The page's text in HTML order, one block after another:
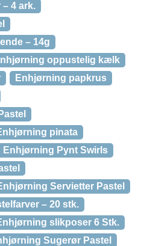
4 ark.
– 14g
oppustelig kælk
Enhjørning papkrus
pinata
Enhjørning Pynt Swirls
Servietter Pastel
– 20 stk.
slikposer 6 Stk.
Sugerør Pastel